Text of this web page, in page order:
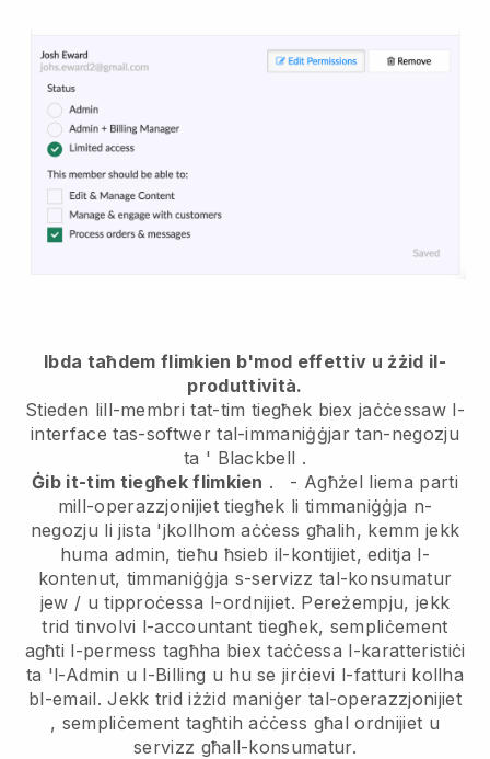
Ibda taħdem flimkien b'mod effettiv u żżid il-
produttività.
Stieden lill-membri tat-tim tiegħek biex jaċċessaw l-
interface tas-softwer tal-immaniġġjar tan-negozju
ta ' Blackbell .
Ġib it-tim tiegħek flimkien . - Agħżel liema parti
mill-operazzjonijiet tiegħek li timmaniġġja n-
negozju li jista 'jkollhom aċċess għalih, kemm jekk
huma admin, tieħu ħsieb il-kontijiet, editja l-
kontenut, timmaniġġja s-servizz tal-konsumatur
jew / u tipproċessa l-ordnijiet. Pereżempju, jekk
trid tinvolvi l-accountant tiegħek, sempliċement
agħti l-permess tagħha biex taċċessa l-karatteristiċi
ta 'l-Admin u l-Billing u hu se jirċievi l-fatturi kollha
bl-email.Jekk trid iżżid maniġer tal-operazzjonijiet
, sempliċement tagħtih aċċess għal ordnijiet u
servizz għall-konsumatur.